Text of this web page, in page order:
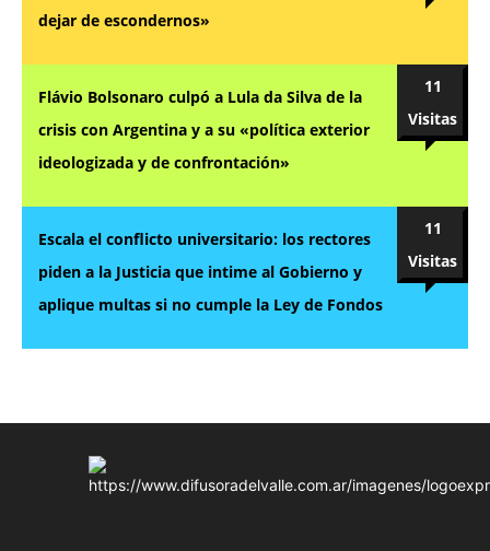
dejar de escondernos»
Flávio Bolsonaro culpó a Lula da Silva de la
crisis con Argentina y a su «política exterior
ideologizada y de confrontación»
11
Visitas
Escala el conflicto universitario: los rectores
piden a la Justicia que intime al Gobierno y
aplique multas si no cumple la Ley de Fondos
11
Visitas